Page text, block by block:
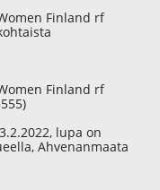
Finland rf
Finland rf
lupa on
Ahvenanmaata